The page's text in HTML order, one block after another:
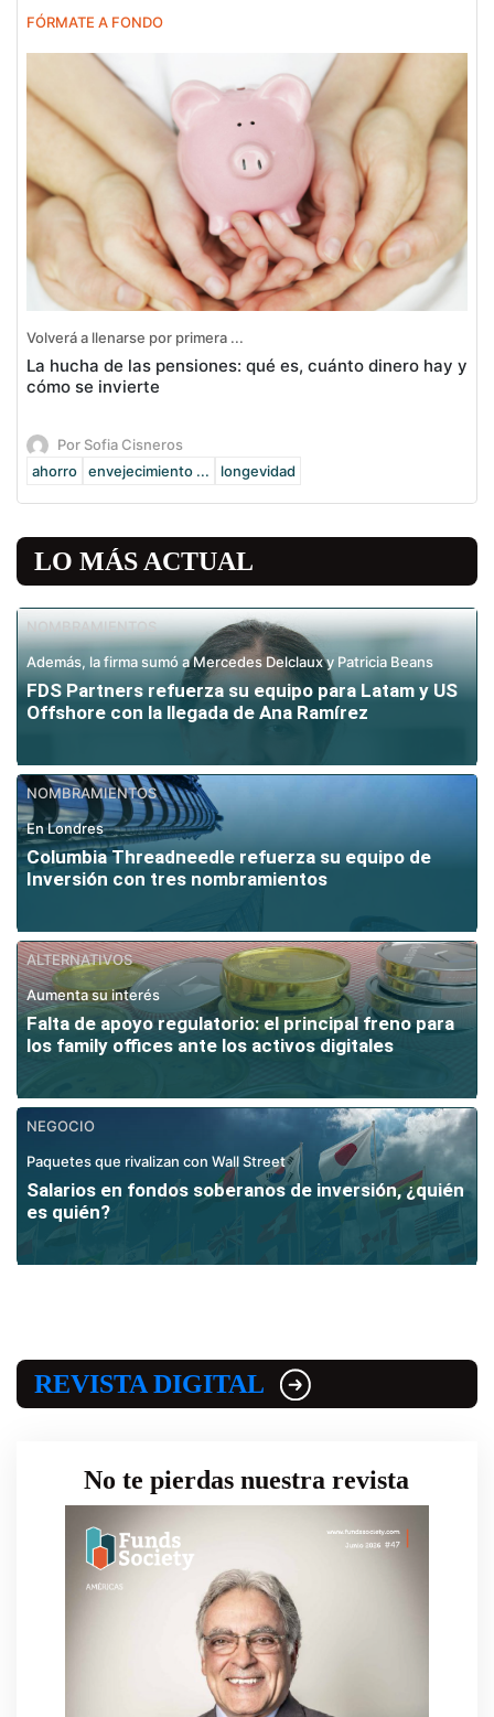
FÓRMATE A FONDO
Volverá a llenarse por primera ...
La hucha de las pensiones: qué es, cuánto dinero hay y
cómo se invierte
Por Sofia Cisneros
ahorro
envejecimiento ... longevidad
LO MÁS ACTUAL
NOMBRAMIENTOS
Además, la firma sumó a Mercedes Delclaux y Patricia Beans
FDS Partners refuerza su equipo para Latam y US
Offshore con la llegada de Ana Ramírez
NOMBRAMIENTOS
En Londres
Columbia Threadneedle refuerza su equipo de
Inversión con tres nombramientos
ALTERNATIVOS
Aumenta su interés
Falta de apoyo regulatorio: el principal freno para
los family offices ante los activos digitales
NEGOCIO
Paquetes que rivalizan con Wall Street
Salarios en fondos soberanos de inversión, ¿quién
es quién?
REVISTA DIGITAL
No te pierdas nuestra revista